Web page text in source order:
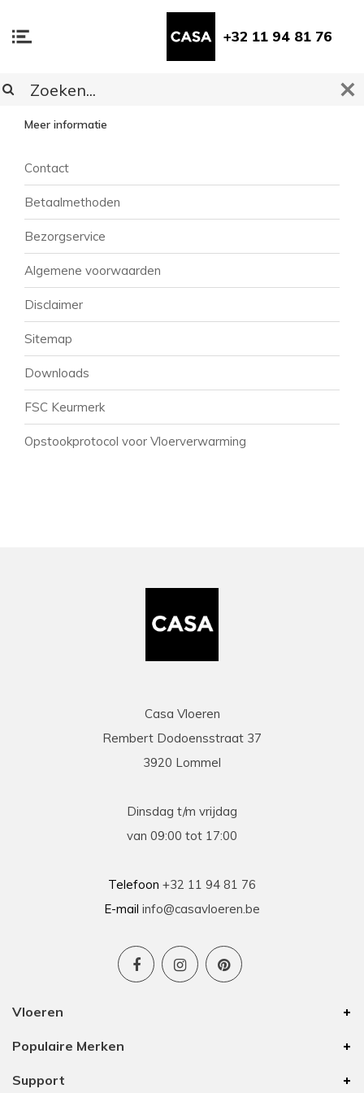
+32 11 94 81 76
KLANTENSERVICE
Meer informatie
Contact
Betaalmethoden
Bezorgservice
Algemene voorwaarden
Disclaimer
Sitemap
Downloads
FSC Keurmerk
Opstookprotocol voor Vloerverwarming
Casa Vloeren
Rembert Dodoensstraat 37
3920 Lommel
Dinsdag t/m vrijdag
van 09:00 tot 17:00
Telefoon +32 11 94 81 76
E-mail info@casavloeren.be
Vloeren
Populaire Merken
Support